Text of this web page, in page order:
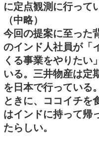
に定点観測に行って
（中略）
今回の提案に至った
のインド人社員が「
くる事業をやりたい
いる。三井物産は定
を日本で行っている
ときに、ココイチを
はインドに持って帰
たらしい。